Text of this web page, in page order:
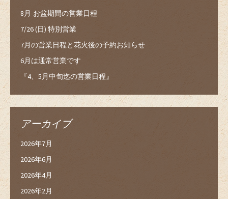
8月-お盆期間の営業日程
7/26 (日) 特別営業
7月の営業日程と花火後の予約お知らせ
6月は通常営業です
『4、5月中旬迄の営業日程』
アーカイブ
2026年7月
2026年6月
2026年4月
2026年2月